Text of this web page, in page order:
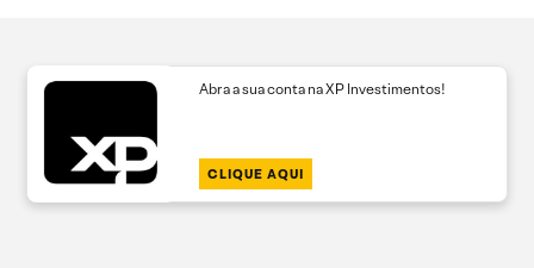
Abra a sua conta na XP Investimentos!
CLIQUE AQUI